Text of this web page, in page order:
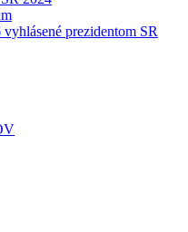
prezidentom SR